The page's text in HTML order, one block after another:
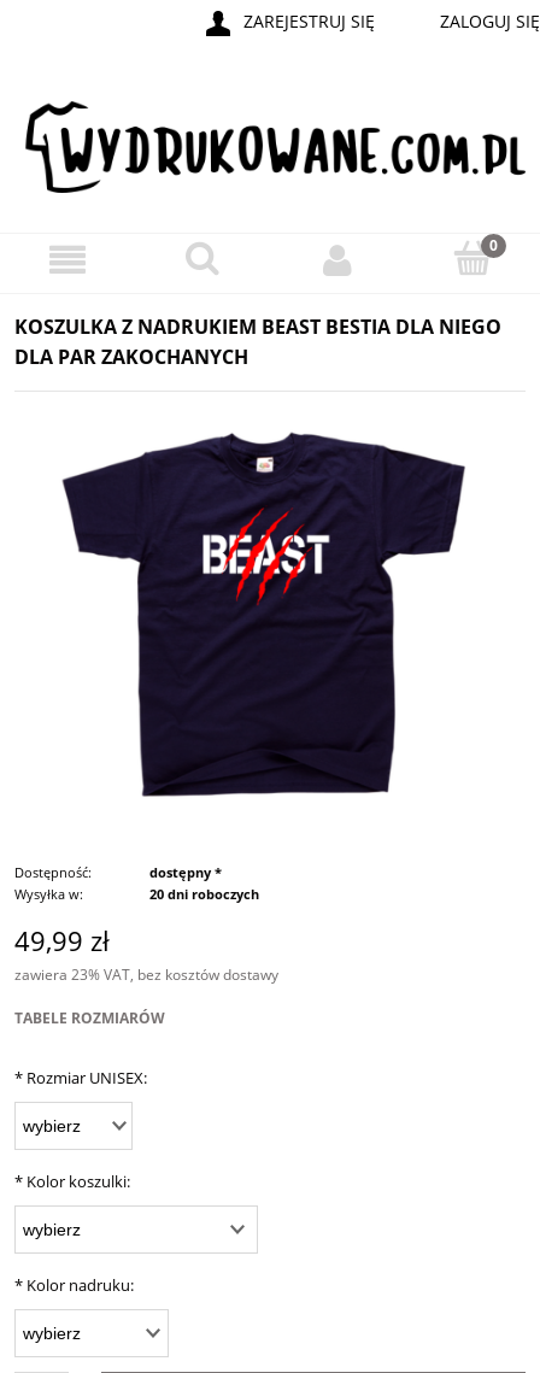
ZAREJESTRUJ SIĘ ZALOGUJ SIĘ
KOSZULKA Z NADRUKIEM BEAST BESTIA DLA NIEGO
DLA PAR ZAKOCHANYCH
Dostępność:
dostępny *
Wysyłka w:
20 dni roboczych
49,99 zł
zawiera 23% VAT, bez kosztów dostawy
TABELE ROZMIARÓW
* Rozmiar UNISEX:
* Kolor koszulki:
* Kolor nadruku: